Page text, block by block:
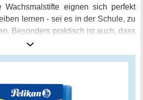
Wachsmalstifte eignen sich perfekt
lernen - sei es in der Schule, zu
Besonders praktisch ist auch, dass
sind und somit noch mehr
kreative Ideen umzusetzen.
werden in einer stilvollen blauen